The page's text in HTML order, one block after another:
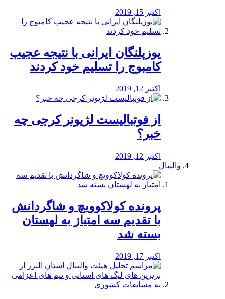
اکتبر 15, 2019
یوزپلنگان ایرانی با نتیجه عجیب
کامبوج را تسلیم خود کردند
اکتبر 12, 2019
از فوتبالیست لژیونر کرجی چه
خبر؟
اکتبر 12, 2019
والیبال
پرونده کولاکوویچ و شاگردانش
با تقدیم سه امتیاز به لهستان
بسته شد
اکتبر 17, 2019